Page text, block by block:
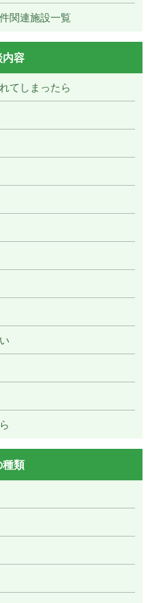
関連施設一覧
内容
てしまったら
類